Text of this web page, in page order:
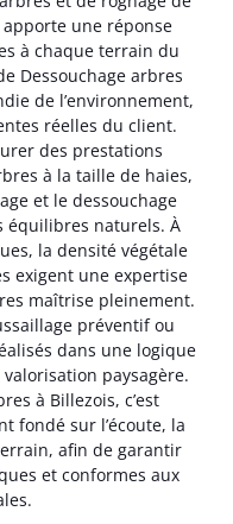
une réponse
à chaque terrain du
Dessouchage arbres
de l’environnement,
réelles du client.
des prestations
à la taille de haies,
et le dessouchage
équilibres naturels. À
la densité végétale
exigent une expertise
maîtrise pleinement.
préventif ou
dans une logique
paysagère.
à Billezois, c’est
fondé sur l’écoute, la
afin de garantir
et conformes aux